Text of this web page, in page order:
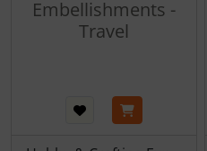
Embellishments -
Travel